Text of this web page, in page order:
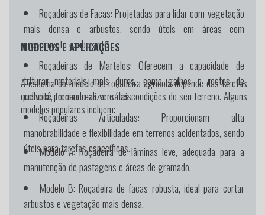
Roçadeiras de Facas:Projetadas para lidar com vegetação
mais densa e arbustos, sendo úteis em áreas com
crescimento exuberante.
Roçadeiras de Martelos: Oferecem a capacidade de
triturar materiais mais duros, como galhos e restos de
colheita, tornando-as versáteis.
Roçadeiras Articuladas: Proporcionam alta
manobrabilidade e flexibilidade em terrenos acidentados, sendo
úteis para tarefas específicas.
MODELOS E APLICAÇÕES
A escolha do modelo de roçadeira agrícola depende das tarefas
que você precisa realizar e das condições do seu terreno. Alguns
modelos populares incluem:
Modelo A:Roçadeira de lâminas leve, adequada para a
manutenção de pastagens e áreas de gramado.
Modelo B: Roçadeira de facas robusta, ideal para cortar
arbustos e vegetação mais densa.